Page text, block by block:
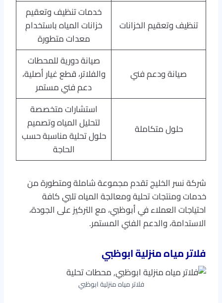
تنظيف وتعقيم الخزانات
خدمات تنظيف وتعقيم
خزانات المياه باستخدام
معدات متطورة
صيانة ودعم فني
صيانة دورية للمحطات
والفلاتر، قطع غيار أصلية،
دعم فني مستمر
حلول متكاملة
استشارات متخصصة
لتحليل المياه وتصميم
حلول تحلية مناسبة حسب
الحاجة
شركة نسر الخليج تقدم مجموعة شاملة ومتطورة من
خدمات ومنتجات تحلية ومعالجة المياه تلبي كافة
احتياجات العملاء في أبوظبي، مع التركيز على الجودة،
الاستدامة، والدعم الفني المستمر.
فلاتر مياه منزلية ابوظبي
فلاتر مياه منزلية ابوظبي